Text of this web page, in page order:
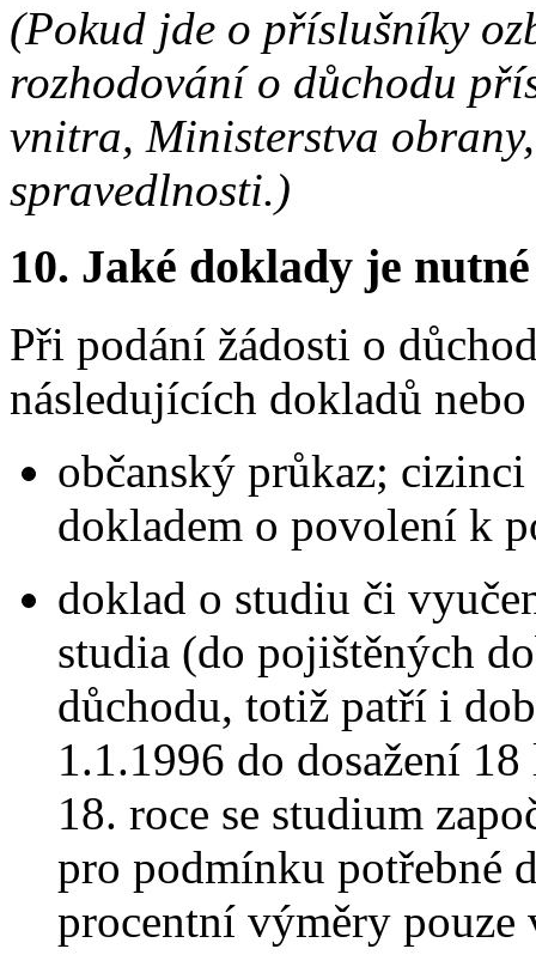
(Pokud jde o příslušníky
rozhodování o důchodu
vnitra, Ministerstva
spravedlnosti.)
10. Jaké doklady je
Při podání žádosti o
následujících dokladů
občanský průkaz;
dokladem o povolení k
doklad o studiu či
studia (do pojištěných
důchodu, totiž patří i
1.1.1996 do dosažení
18. roce se studium
pro podmínku potřebné
procentní výměry pouze